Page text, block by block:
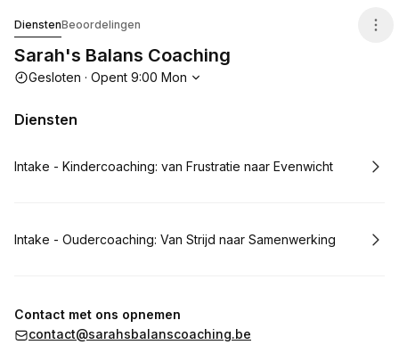
DienstenBeoordelingen
Sarah's Balans Coaching
Openingstijden
Gesloten · Opent 9:00 Mon
Diensten
Boek
Intake - Kindercoaching: van Frustratie naar Evenwicht
Boek
Intake - Oudercoaching: Van Strijd naar Samenwerking
Contact met ons opnemen
contact@sarahsbalanscoaching.be